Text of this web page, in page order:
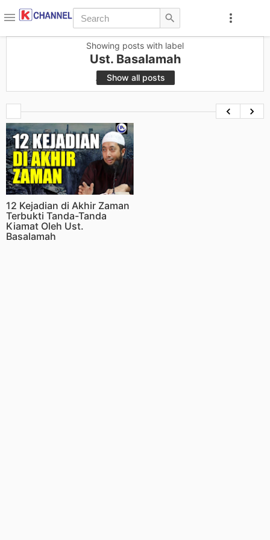
Skip to main content
Showing posts with label
Ust. Basalamah
. Show all posts
12 Kejadian di Akhir Zaman
Terbukti Tanda-Tanda
Kiamat Oleh Ust.
Basalamah